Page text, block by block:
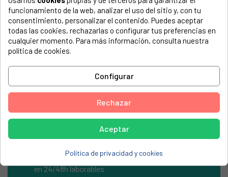
El número de modelo lo encontrarás en la etiqueta de tu
electrodoméstico. Suele estar formado por números y
letras.
Tapeta cocina Fagor hierro fundido esmaltada 59mm
local_shippingEnvíos Express
Entrega rápida en península
en 24/48h laborables
funcionamiento de la web, analizar el uso del sitio y, con tu
consentimiento, personalizar el contenido. Puedes aceptar
todas las cookies, rechazarlas o configurar tus preferencias en
cualquier momento. Para más información, consulta nuestra
política de cookies.
Configurar
Rechazar
Aceptar
Política de privacidad y cookies